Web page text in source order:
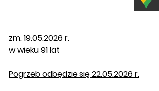
zm. 19.05.2026 r.
w wieku 91 lat
Pogrzeb odbędzie się 22.05.2026 r.